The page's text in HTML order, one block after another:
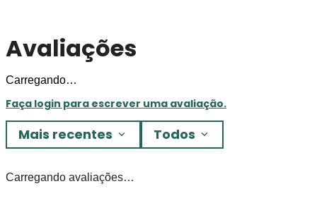
Avaliações
Carregando…
Faça login para escrever uma avaliação.
Mais recentes Todos
Carregando avaliações…